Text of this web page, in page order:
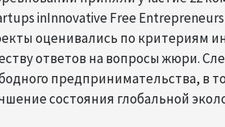
inInnovative Free
оценивались по критериям
ответов на вопросы жюри.
предпринимательства, в
состояния глобальной